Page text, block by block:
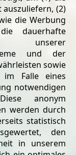
(2)
die Werbung
dauerhafte
unserer
und der
sowie
im Falle eines
notwendigen
anonym
werden durch
statistisch
den
in unserem